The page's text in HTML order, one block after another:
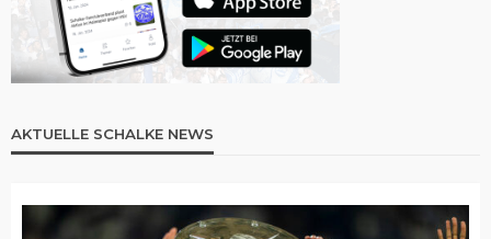
AKTUELLE SCHALKE NEWS